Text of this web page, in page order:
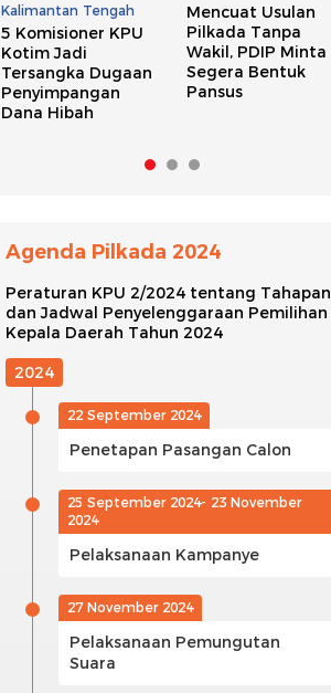
Kalimantan Tengah
5 Komisioner KPU
Kotim Jadi
Tersangka Dugaan
Penyimpangan
Dana Hibah
Mencuat Usulan
Pilkada Tanpa
Wakil, PDIP Minta
Segera Bentuk
Pansus
Agenda Pilkada 2024
Peraturan KPU 2/2024 tentang Tahapan
dan Jadwal Penyelenggaraan Pemilihan
Kepala Daerah Tahun 2024
2024
22 September 2024
Penetapan Pasangan Calon
25 September 2024- 23 November
2024
Pelaksanaan Kampanye
27 November 2024
Pelaksanaan Pemungutan
Suara